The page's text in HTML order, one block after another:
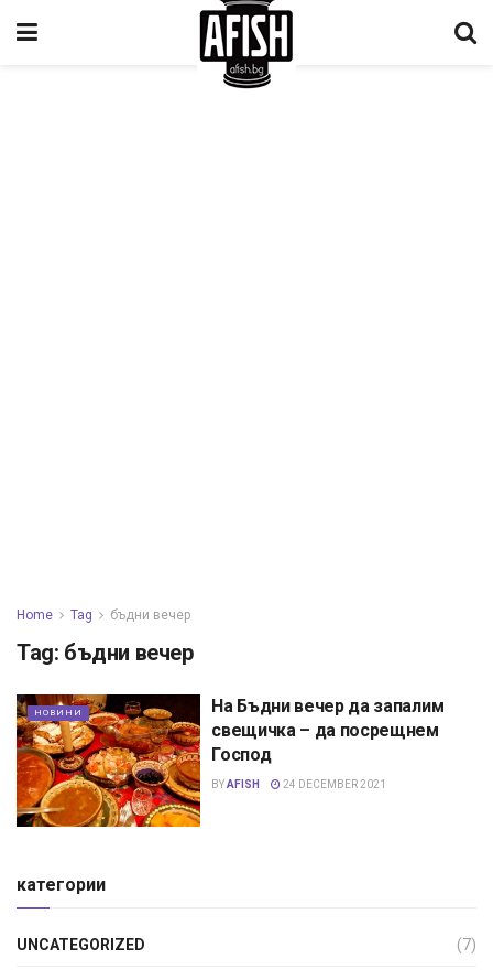
Home Tag бъдни вечер
Tag: бъдни вечер
НОВИНИ
На Бъдни вечер да запалим
свещичка – да посрещнем
Господ
BYAFISH 24 DECEMBER 2021
категории
UNCATEGORIZED (7)